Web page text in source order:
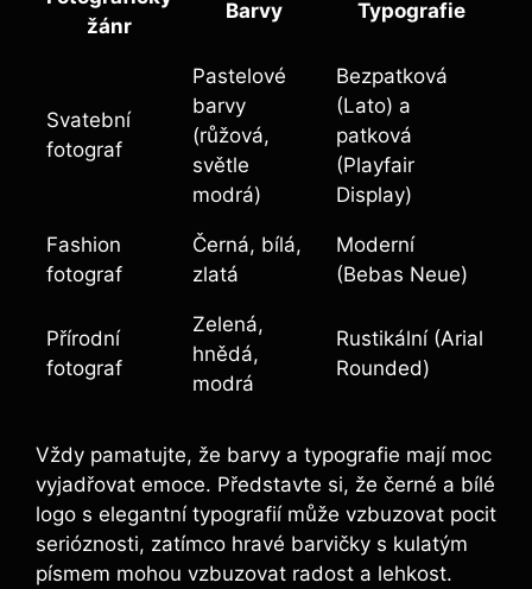
žánr
Barvy Typografie
Svatební
fotograf
Pastelové
barvy
(růžová,
světle
modrá)
Bezpatková
(Lato) a
patková
(Playfair
Display)
Fashion
fotograf
Černá, bílá,
zlatá
Moderní
(Bebas Neue)
Přírodní
fotograf
Zelená,
hnědá,
modrá
Rustikální (Arial
Rounded)
Vždy pamatujte, že barvy a typografie mají moc
vyjadřovat emoce. Představte si, že černé a bílé
logo s elegantní typografií může vzbuzovat pocit
serióznosti, zatímco hravé barvičky s kulatým
písmem mohou vzbuzovat radost a lehkost.